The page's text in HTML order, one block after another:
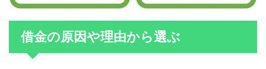
借金の原因や理由から選ぶ